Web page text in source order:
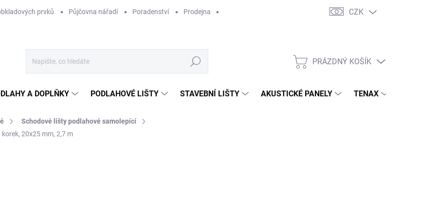
prvků Půjčovna nářadí Poradenství Prodejna CZK
Hledat
NÁKUPNÍ
PRÁZDNÝ KOŠÍK
A DOPLŇKY PODLAHOVÉ LIŠTY STAVEBNÍ LIŠTY AKUSTICKÉ PANELY TENAX
Schodové lišty podlahové samolepící
20x25 mm, 2,7 m